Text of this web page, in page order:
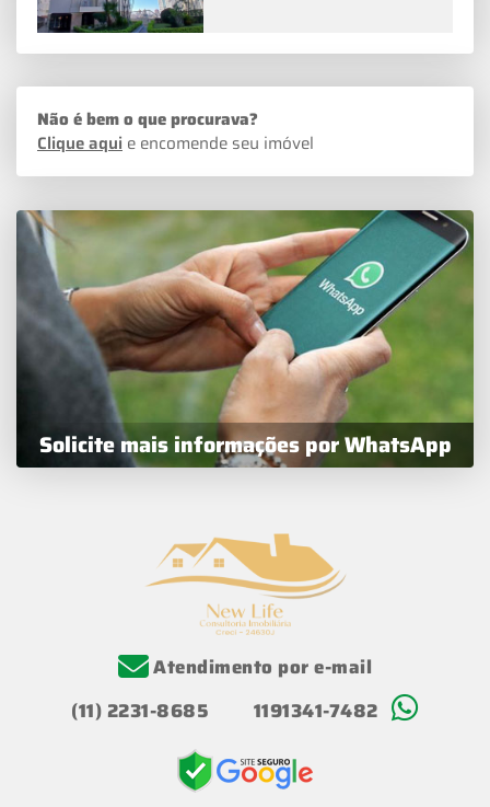
Não é bem o que procurava?
Clique aqui e encomende seu imóvel
Solicite mais informações por WhatsApp
Atendimento por e-mail
(11) 2231-8685
1191341-7482